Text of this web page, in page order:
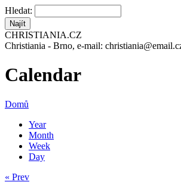
Hledat:
CHRISTIANIA.CZ
Christiania - Brno, e-mail:
Calendar
Domů
Year
Month
Week
Day
« Prev